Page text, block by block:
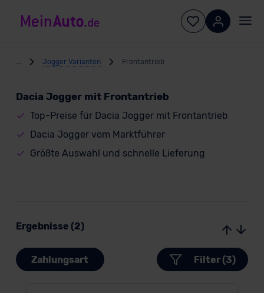
Jogger Varianten Frontantrieb
Dacia Jogger mit Frontantrieb
Top-Preise für Dacia Jogger mit Frontantrieb
Dacia Jogger vom Marktführer
Größte Auswahl und schnelle Lieferung
Ergebnisse (2)
Zahlungsart Filter (3)